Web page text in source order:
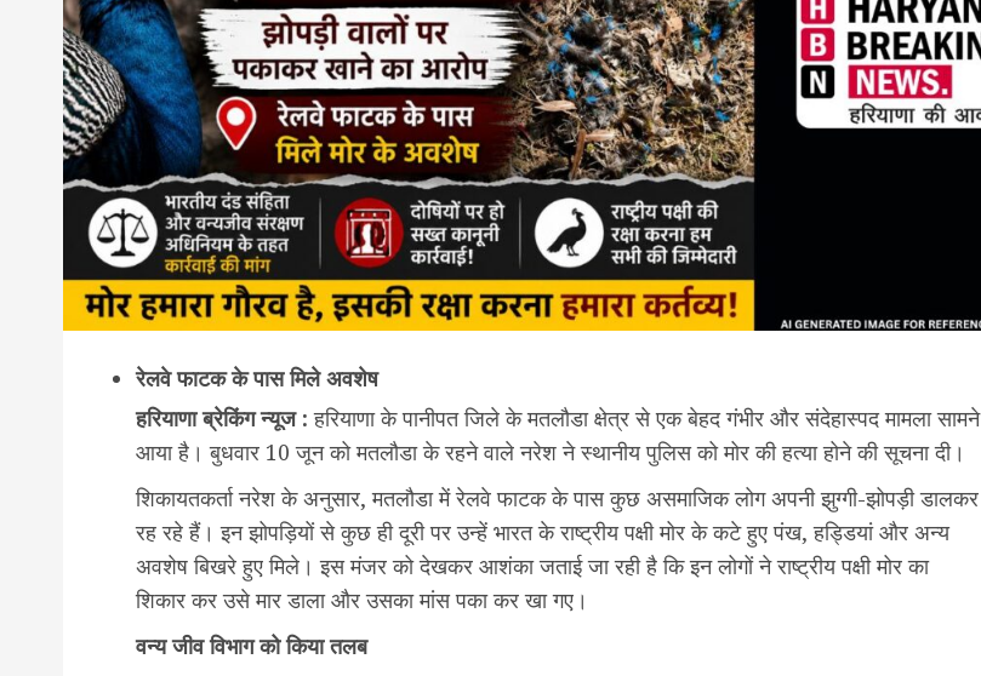
रेलवे फाटक के पास मिले अवशेष
हरियाणा ब्रेकिंग न्यूज :हरियाणा के पानीपत जिले के मतलौडा क्षेत्र से एक बेहद गंभीर और संदेहास्पद मामला सामने
आया है। बुधवार 10 जून को मतलौडा के रहने वाले नरेश ने स्थानीय पुलिस को मोर की हत्या होने की सूचना दी।
शिकायतकर्ता नरेश के अनुसार, मतलौडा में रेलवे फाटक के पास कुछ असमाजिक लोग अपनी झुग्गी-झोपड़ी डालकर
रह रहे हैं। इन झोपड़ियों से कुछ ही दूरी पर उन्हें भारत के राष्ट्रीय पक्षी मोर के कटे हुए पंख, हड्डियां और अन्य
अवशेष बिखरे हुए मिले। इस मंजर को देखकर आशंका जताई जा रही है कि इन लोगों ने राष्ट्रीय पक्षी मोर का
शिकार कर उसे मार डाला और उसका मांस पका कर खा गए।
वन्य जीव विभाग को किया तलब